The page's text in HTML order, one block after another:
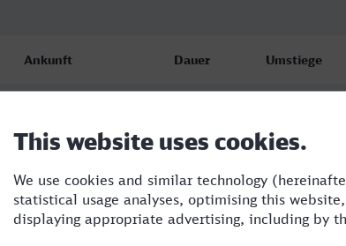
Ankunft Dauer Umstiege
20.08.26
19:49
Boppard Hbf
5:54 2